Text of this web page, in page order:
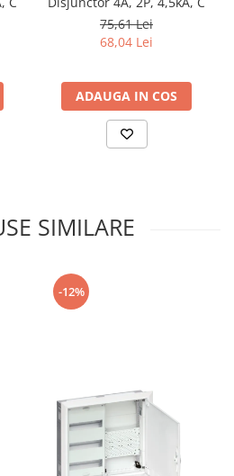
75,61 Lei
68,04 Lei
ADAUGA IN COS
SIMILARE
-12%